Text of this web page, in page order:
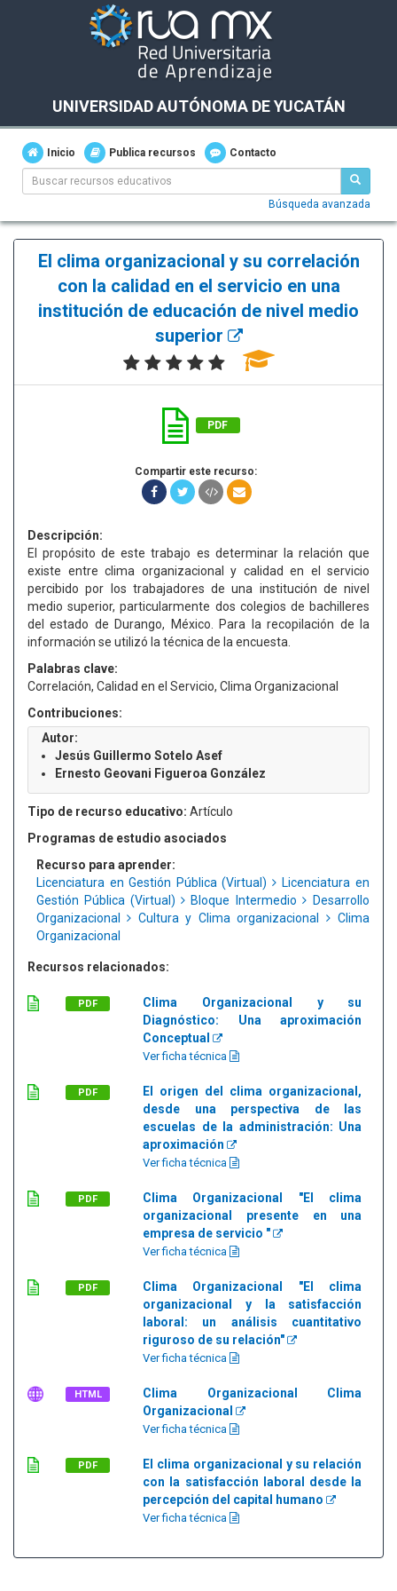
UNIVERSIDAD AUTÓNOMA DE YUCATÁN
Inicio Publica recursos Contacto
Búsqueda avanzada
El clima organizacional y su correlación
con la calidad en el servicio en una
institución de educación de nivel medio
superior
PDF
Compartir este recurso:
Descripción:
El propósito de este trabajo es determinar la relación que
existe entre clima organizacional y calidad en el servicio
percibido por los trabajadores de una institución de nivel
medio superior, particularmente dos colegios de bachilleres
del estado de Durango, México. Para la recopilación de la
información se utilizó la técnica de la encuesta.
Palabras clave:
Correlación, Calidad en el Servicio, Clima Organizacional
Contribuciones:
Autor:
Jesús Guillermo Sotelo Asef
Ernesto Geovani Figueroa González
Tipo de recurso educativo: Artículo
Programas de estudio asociados
Recurso para aprender:
Licenciatura en Gestión Pública (Virtual)
Licenciatura en
Gestión Pública (Virtual)
Bloque Intermedio
Desarrollo
Organizacional
Cultura y Clima organizacional
Clima
Organizacional
Recursos relacionados:
PDF
Clima Organizacional y su
Diagnóstico: Una aproximación
Conceptual
Ver ficha técnica
PDF
El origen del clima organizacional,
desde una perspectiva de las
escuelas de la administración: Una
aproximación
Ver ficha técnica
PDF
Clima Organizacional "El clima
organizacional presente en una
empresa de servicio "
Ver ficha técnica
PDF
Clima Organizacional "El clima
organizacional y la satisfacción
laboral: un análisis cuantitativo
riguroso de su relación"
Ver ficha técnica
HTML
Clima Organizacional Clima
Organizacional
Ver ficha técnica
PDF
El clima organizacional y su relación
con la satisfacción laboral desde la
percepción del capital humano
Ver ficha técnica